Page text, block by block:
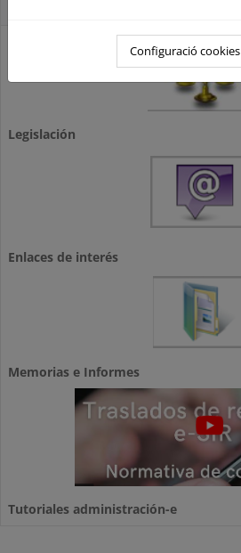
Legislación
Enlaces de interés
Memorias e Informes
Tutoriales administración-e
Configuració cookies